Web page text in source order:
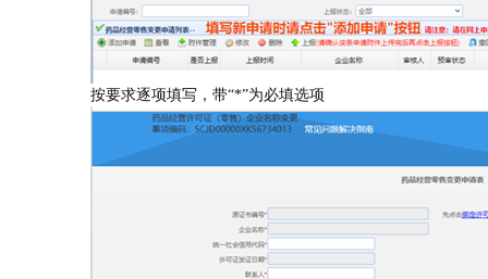
按要求逐项填写，带“*”为必填选项